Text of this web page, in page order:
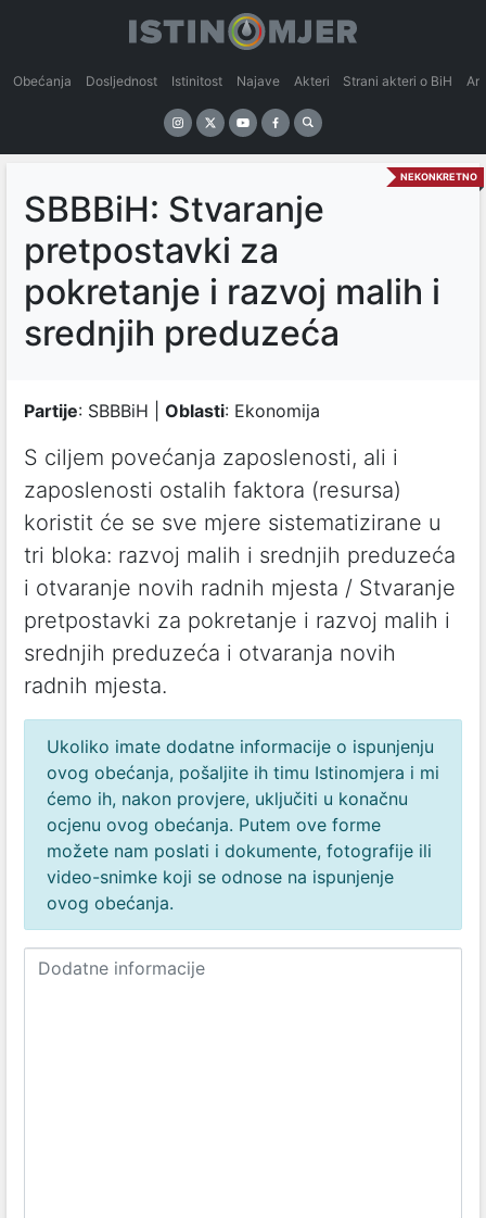
Obećanja Dosljednost Istinitost Najave Akteri Strani akteri o BiH
NEKONKRETNO
SBBBiH: Stvaranje
pretpostavki za
pokretanje i razvoj malih i
srednjih preduzeća
Partije: SBBBiH | Oblasti: Ekonomija
S ciljem povećanja zaposlenosti, ali i
zaposlenosti ostalih faktora (resursa)
koristit će se sve mjere sistematizirane u
tri bloka: razvoj malih i srednjih preduzeća
i otvaranje novih radnih mjesta / Stvaranje
pretpostavki za pokretanje i razvoj malih i
srednjih preduzeća i otvaranja novih
radnih mjesta.
Ukoliko imate dodatne informacije o ispunjenju
ovog obećanja, pošaljite ih timu Istinomjera i mi
ćemo ih, nakon provjere, uključiti u konačnu
ocjenu ovog obećanja. Putem ove forme
možete nam poslati i dokumente, fotografije ili
video-snimke koji se odnose na ispunjenje
ovog obećanja.